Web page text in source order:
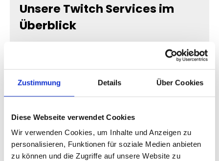
Zustimmung Details Über Cookies
Diese Webseite verwendet Cookies
Wir verwenden Cookies, um Inhalte und Anzeigen zu
personalisieren, Funktionen für soziale Medien anbieten
zu können und die Zugriffe auf unsere Website zu
Unsere Twitch Services im
Überblick
Wenn duTwitch Follower kaufenmöchtest, baust
du eine starke Community auf und erhöhst deine
Twitch Live Zuschauer kaufen
MitTwitch Live Zuschauernsteigerst du deine
Präsenz während Streams und wirst häufiger
entdeckt.